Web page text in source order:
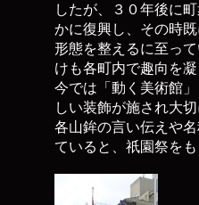
したが、３０年後に
かに復興し、その時
形態を整えるに至っ
けも各町内で趣向を
今では「動く美術館
しい装飾が施され大
各山鉾の言い伝えや
ていると、祇園祭をも